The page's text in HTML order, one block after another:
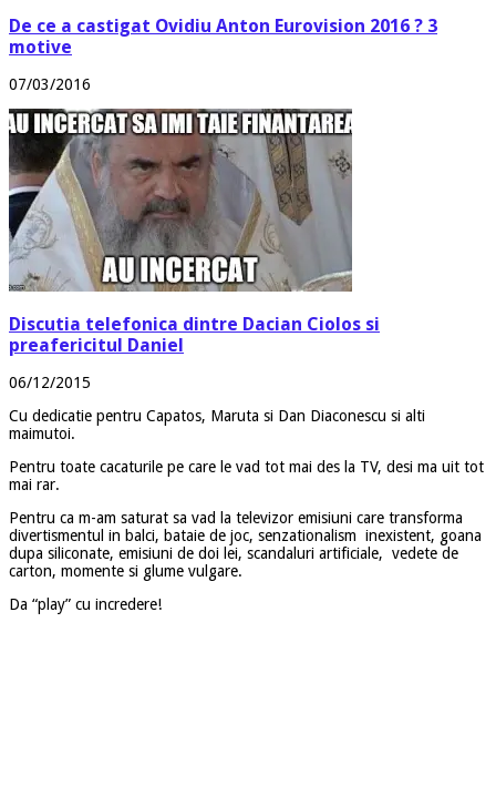
De ce a castigat Ovidiu Anton Eurovision 2016 ? 3
motive
07/03/2016
Discutia telefonica dintre Dacian Ciolos si
preafericitul Daniel
06/12/2015
Cu dedicatie pentru Capatos, Maruta si Dan Diaconescu si alti
maimutoi.
Pentru toate cacaturile pe care le vad tot mai des la TV, desi ma uit tot
mai rar.
Pentru ca m-am saturat sa vad la televizor emisiuni care transforma
divertismentul in balci, bataie de joc, senzationalism inexistent, goana
dupa siliconate, emisiuni de doi lei, scandaluri artificiale, vedete de
carton, momente si glume vulgare.
Da “play” cu incredere!